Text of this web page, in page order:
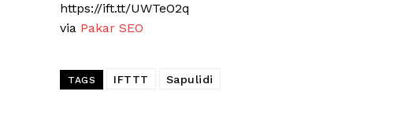
https://ift.tt/UWTeO2q
via Pakar SEO
TAGS IFTTT Sapulidi